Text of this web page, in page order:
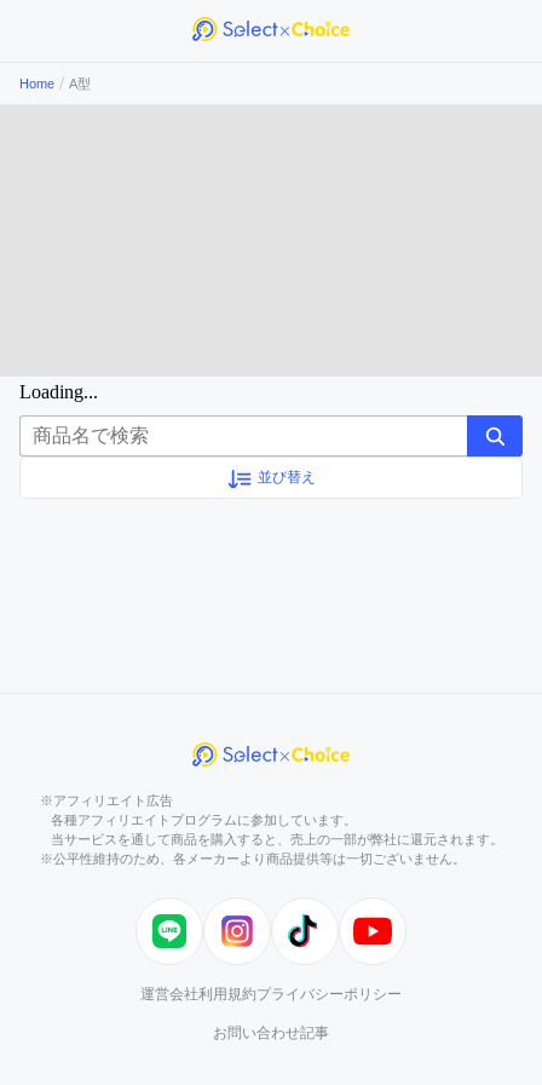
Home / A型
Loading...
並び替え
※アフィリエイト広告
各種アフィリエイトプログラムに参加しています。
当サービスを通して商品を購入すると、売上の一部が弊社に還元されます。
※公平性維持のため、各メーカーより商品提供等は一切ございません。
LINE InstagramTikTok YouTube
運営会社利用規約プライバシーポリシー
お問い合わせ記事